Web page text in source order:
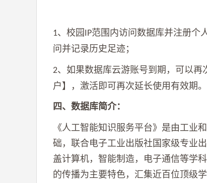
1、校园 IP范围 内访问数据库并注册个
问并记录历史足迹；
2、如果数据库云游账号到期，可以再
户】，激活即可再次延长使用有效期。
四、 数据库简介：
《人工智能知识服务平台》是由工业
础，联合电子工业出版社国家级专业
盖计算机，智能制造，电子通信等学
的传播为主要特色，汇集近百位顶级